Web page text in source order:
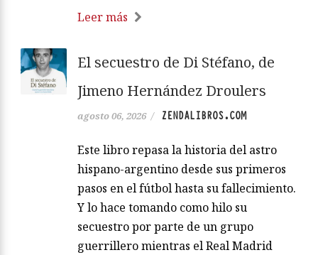
Leer más
El secuestro de Di Stéfano, de
Jimeno Hernández Droulers
agosto 06, 2026 / ZENDALIBROS.COM
Este libro repasa la historia del astro
hispano-argentino desde sus primeros
pasos en el fútbol hasta su fallecimiento.
Y lo hace tomando como hilo su
secuestro por parte de un grupo
guerrillero mientras el Real Madrid